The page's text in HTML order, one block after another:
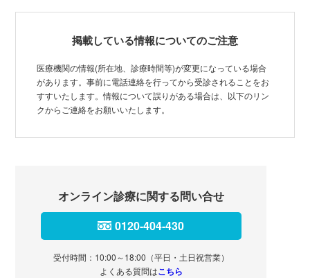
掲載している情報についてのご注意
医療機関の情報(所在地、診療時間等)が変更になっている場合
があります。事前に電話連絡を行ってから受診されることをお
すすいたします。情報について誤りがある場合は、以下のリン
クからご連絡をお願いいたします。
オンライン診療に関する問い合せ
0120-404-430
受付時間：10:00～18:00（平日・土日祝営業）
よくある質問はこちら